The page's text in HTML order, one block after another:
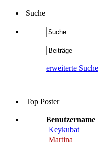
Suche
erweiterte Suche
Top Poster
Benutzername
Keykubat
Martina